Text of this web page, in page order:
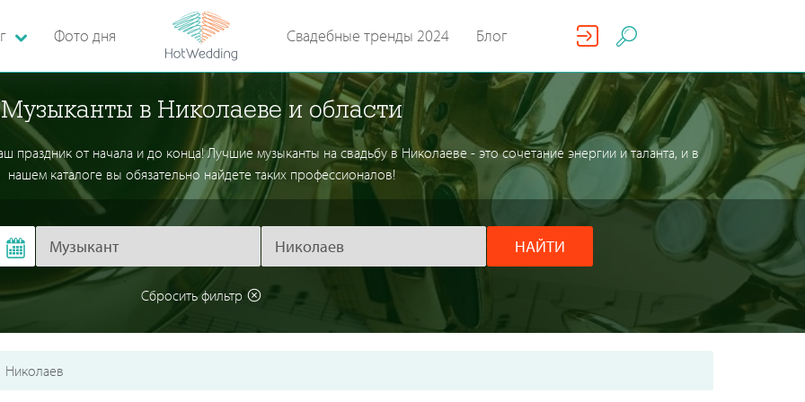
Фото дня Свадебные тренды 2024 Блог
Музыканты в Николаеве и области
от начала и до конца! Лучшие музыканты на свадьбу в Николаеве - это сочетание энергии и таланта, и в
нашем каталоге вы обязательно найдете таких профессионалов!
НАЙТИ
Сбросить фильтр
Николаев